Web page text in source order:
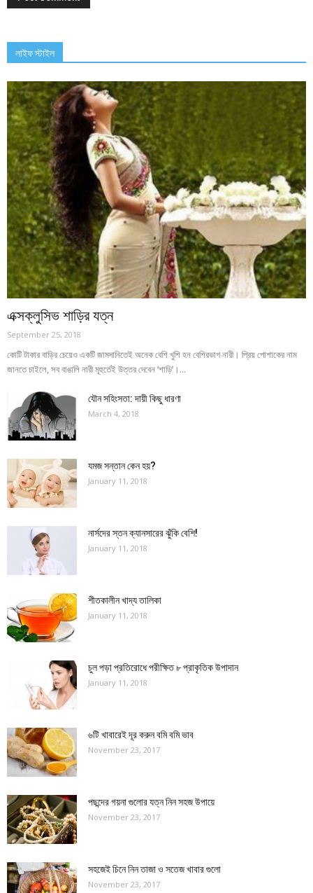
লাইফ স্টাইল
এক্সক্লুসিভ শাড়ির যত্ন
September 25, 2018
কোটি টাকার বাড়ির চেয়েও একটি জামদানিতেই অনেক বেশি খুশি হন বেশিরভাগ নারী। প্রিয় পোশাকের নাম
জানতে চাইলে, সব বাঙালি নারী মূহুর্তেই উত্তর দেবেন ‘শাড়ি’।...
যৌন সহিংসতা: দায়ী কিছু ধারণা
March 4, 2018
যমজ সন্তান কেন হয়?
January 11, 2018
নার্সদের স্তন ক্যানসারের ঝুঁকি বেশি!
January 11, 2018
শীতকালীন খাদ্য তালিকা
January 11, 2018
চুল পড়া প্রতিরোধে পরীক্ষিত ৮ প্রাকৃতিক উপাদান
January 11, 2018
৬টি খাবারেই দূর করুন বমি বমি ভাব
November 23, 2017
পছন্দের গয়না গুলোর যত্ন নিন সহজ উপায়ে
November 23, 2017
সহজেই চিনে নিন তাজা ও সতেজ খাবার গুলো
November 23, 2017